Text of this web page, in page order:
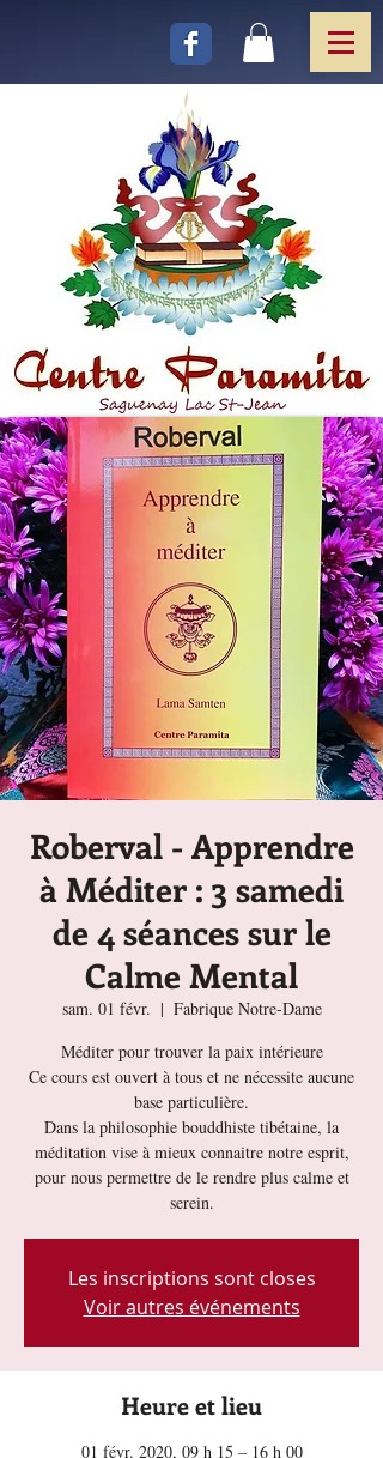
Roberval - Apprendre
à Méditer : 3 samedi
de 4 séances sur le
Calme Mental
sam. 01 févr.
  |
Fabrique Notre-Dame
Méditer pour trouver la paix intérieure
Ce cours est ouvert à tous et ne nécessite aucune
base particulière.
Dans la philosophie bouddhiste tibétaine, la
méditation vise à mieux connaitre notre esprit,
pour nous permettre de le rendre plus calme et
serein.
Les inscriptions sont closes
Voir autres événements
Heure et lieu
01 févr. 2020, 09 h 15 – 16 h 00